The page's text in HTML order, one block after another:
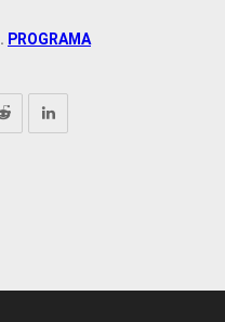
PROGRAMA